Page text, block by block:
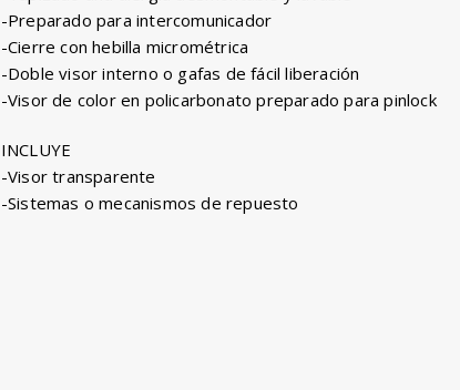
-Preparado para intercomunicador
-Cierre con hebilla micrométrica
-Doble visor interno o gafas de fácil liberación
-Visor de color en policarbonato preparado para pinlock
INCLUYE
-Visor transparente
-Sistemas o mecanismos de repuesto